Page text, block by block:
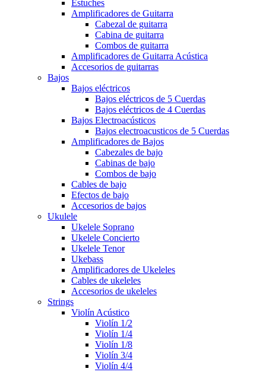
Estuches
Amplificadores de Guitarra
Cabezal de guitarra
Cabina de guitarra
Combos de guitarra
Amplificadores de Guitarra Acústica
Accesorios de guitarras
Bajos
Bajos eléctricos
Bajos eléctricos de 5 Cuerdas
Bajos eléctricos de 4 Cuerdas
Bajos Electroacústicos
Bajos electroacusticos de 5 Cuerdas
Amplificadores de Bajos
Cabezales de bajo
Cabinas de bajo
Combos de bajo
Cables de bajo
Efectos de bajo
Accesorios de bajos
Ukulele
Ukelele Soprano
Ukelele Concierto
Ukelele Tenor
Ukebass
Amplificadores de Ukeleles
Cables de ukeleles
Accesorios de ukeleles
Strings
Violín Acústico
Violín 1/2
Violín 1/4
Violín 1/8
Violín 3/4
Violín 4/4